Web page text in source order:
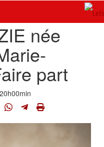
née
part